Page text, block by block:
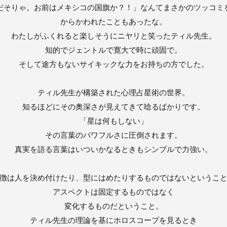
そりゃ。お前はメキシコの国旗か？！」なんてまさかのツッコミ
からかわれたこともあったな。
わたしがふくれると楽しそうにニヤリと笑ったティル先生。
知的でジェントルで寛大で時に頑固で。
そして途方もないサイキックな力をお持ちの方でした。
ティル先生が構築された心理占星術の世界。
知るほどにその奥深さが見えてきて唸るばかりです。
「星は何もしない」
その言葉のパワフルさに圧倒されます。
真実を語る言葉はいついかなるときもシンプルで力強い。
は人を決め付けたり、型にはめたりするものではないということ
アスペクトは固定するものではなく
変化するものだということ。
ティル先生の理論を基にホロスコープを見るとき